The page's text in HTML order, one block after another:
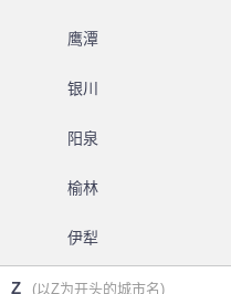
鹰潭
银川
阳泉
榆林
伊犁
Z (以Z为开头的城市名)